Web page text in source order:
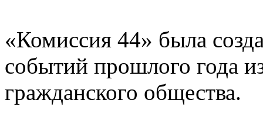
«Комиссия 44» была
событий прошлого года
гражданского общества.